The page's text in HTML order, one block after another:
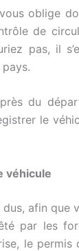
oblige
de
pas, il
du
le
véhicule
afin que
par les
le permis